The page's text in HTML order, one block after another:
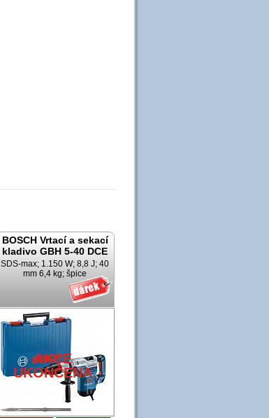
BOSCH Vrtací a sekací
kladivo GBH 5-40 DCE
SDS-max; 1.150 W; 8,8 J; 40
mm 6,4 kg; špice
AKCE
UKONČENA